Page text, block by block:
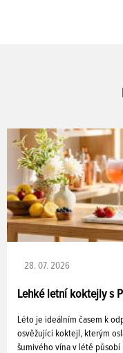
28. 07. 2026
Lehké letní koktejly s
Léto je ideálním časem k
osvěžující koktejl, kterým
šumivého vína v létě